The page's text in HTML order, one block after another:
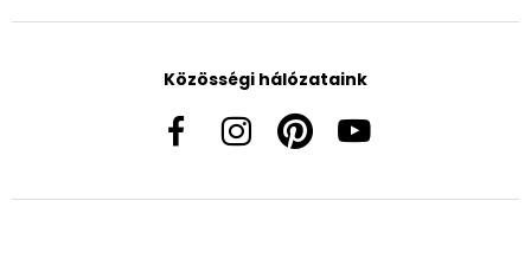
Közösségi hálózataink